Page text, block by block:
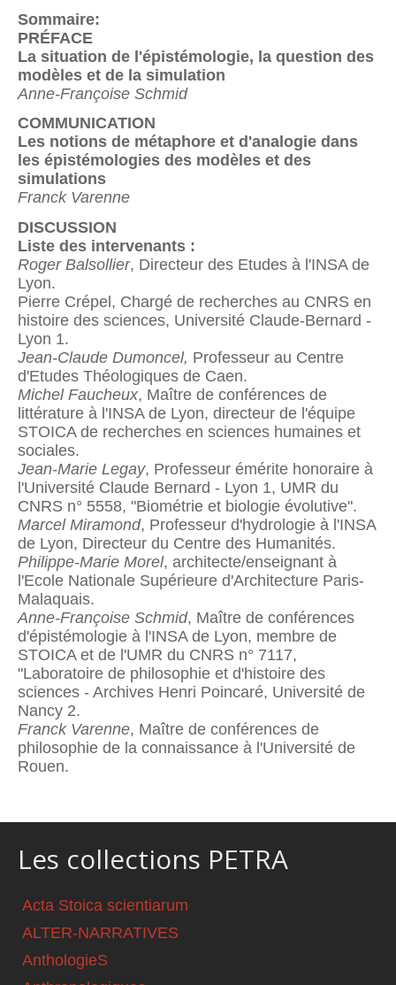
Sommaire:
PRÉFACE
La situation de l'épistémologie, la question des
modèles et de la simulation
Anne-Françoise Schmid
COMMUNICATION
Les notions de métaphore et d'analogie dans
les épistémologies des modèles et des
simulations
Franck Varenne
DISCUSSION
Liste des intervenants :
Roger Balsollier, Directeur des Etudes à l'INSA de
Lyon.
Pierre Crépel, Chargé de recherches au CNRS en
histoire des sciences, Université Claude-Bernard -
Lyon 1.
Jean-Claude Dumoncel, Professeur au Centre
d'Etudes Théologiques de Caen.
Michel Faucheux, Maître de conférences de
littérature à l'INSA de Lyon, directeur de l'équipe
STOICA de recherches en sciences humaines et
sociales.
Jean-Marie Legay, Professeur émérite honoraire à
l'Université Claude Bernard - Lyon 1, UMR du
CNRS n° 5558, "Biométrie et biologie évolutive".
Marcel Miramond, Professeur d'hydrologie à l'INSA
de Lyon, Directeur du Centre des Humanités.
Philippe-Marie Morel, architecte/enseignant à
l'Ecole Nationale Supérieure d'Architecture Paris-
Malaquais.
Anne-Françoise Schmid, Maître de conférences
d'épistémologie à l'INSA de Lyon, membre de
STOICA et de l'UMR du CNRS n° 7117,
"Laboratoire de philosophie et d'histoire des
sciences - Archives Henri Poincaré, Université de
Nancy 2.
Franck Varenne, Maître de conférences de
philosophie de la connaissance à l'Université de
Rouen.
Les collections PETRA
Acta Stoica scientiarum
ALTER-NARRATIVES
AnthologieS